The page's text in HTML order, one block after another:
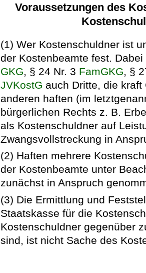
Voraussetzungen des
(1) Wer Kostenschuldner ist
der Kostenbeamte fest.
GKG, § 24 Nr. 3 FamGKG, §
JVKostG auch Dritte, die
anderen haften (im
bürgerlichen Rechts z. B.
als Kostenschuldner auf
Zwangsvollstreckung in
(2) Haften mehrere
der Kostenbeamte unter
zunächst in Anspruch
(3) Die Ermittlung und
Staatskasse für die
Kostenschuldner gegenüber
sind, ist nicht Sache des